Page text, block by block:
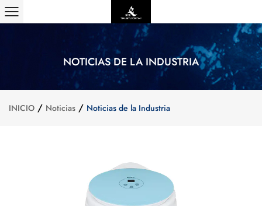
NOTICIAS DE LA INDUSTRIA
INICIO / Noticias / Noticias de la Industria